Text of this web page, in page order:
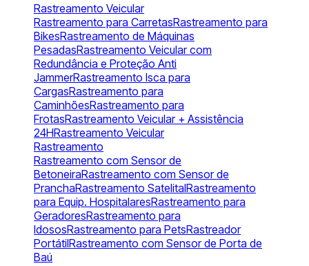
Rastreamento Veicular
Rastreamento para CarretasRastreamento para
BikesRastreamento de Máquinas
PesadasRastreamento Veicular com
Redundância e Proteção Anti
JammerRastreamento Isca para
CargasRastreamento para
CaminhõesRastreamento para
FrotasRastreamento Veicular + Assistência
24HRastreamento Veicular
Rastreamento
Rastreamento com Sensor de
BetoneiraRastreamento com Sensor de
PranchaRastreamento SatelitalRastreamento
para Equip. HospitalaresRastreamento para
GeradoresRastreamento para
IdososRastreamento para PetsRastreador
PortátilRastreamento com Sensor de Porta de
Baú